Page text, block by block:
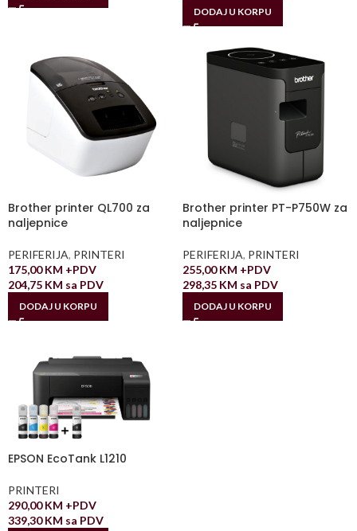
DODAJ U KORPU
Brother printer QL700 za
naljepnice
PERIFERIJA, PRINTERI
175,00KM +PDV
204,75 KM sa PDV
DODAJ U KORPU
Brother printer PT-P750W za
naljepnice
PERIFERIJA, PRINTERI
255,00KM +PDV
298,35 KM sa PDV
DODAJ U KORPU
EPSON EcoTank L1210
PRINTERI
290,00KM +PDV
339,30KM sa PDV